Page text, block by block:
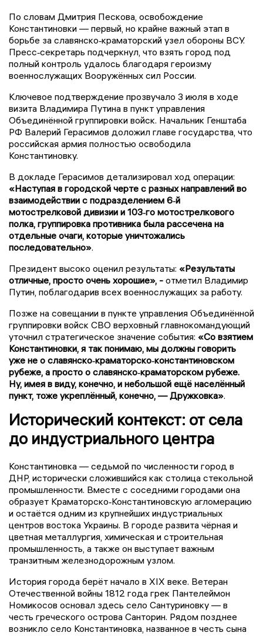
По словам Дмитрия Пескова, освобождение
Константиновки — первый, но крайне важный этап в
борьбе за славянско‑краматорский узел обороны ВСУ.
Пресс‑секретарь подчеркнул, что взять город под
полный контроль удалось благодаря героизму
военнослужащих Вооружённых сил России.
Ключевое подтверждение прозвучало 3 июля в ходе
визита Владимира Путина в пункт управления
Объединённой группировки войск. Начальник Генштаба
РФ Валерий Герасимов доложил главе государства, что
российская армия полностью освободила
Константиновку.
В докладе Герасимов детализировал ход операции:
«Наступая в городской черте с разных направлений во
взаимодействии с подразделением 6‑й
мотострелковой дивизии и 103‑го мотострелкового
полка, группировка противника была рассечена на
отдельные очаги, которые уничтожались
последовательно».
Президент высоко оценил результаты: «Результаты
отличные, просто очень хорошие», - отметил Владимир
Путин, поблагодарив всех военнослужащих за работу.
Позже на совещании в пункте управления Объединённой
группировки войск СВО верховный главнокомандующий
уточнил стратегическое значение события: «Со взятием
Константиновки, я так понимаю, мы должны говорить
уже не о славянско‑краматорско‑константиновском
рубеже, а просто о славянско‑краматорском рубеже.
Ну, имея в виду, конечно, и небольшой ещё населённый
пункт, тоже укреплённый, конечно, — Дружковка».
Исторический контекст: от села
до индустриального центра
Константиновка — седьмой по численности город в
ДНР, исторически сложившийся как столица стекольной
промышленности. Вместе с соседними городами она
образует Краматорско‑Константиновскую агломерацию
и остаётся одним из крупнейших индустриальных
центров востока Украины. В городе развита чёрная и
цветная металлургия, химическая и строительная
промышленность, а также он выступает важным
транзитным железнодорожным узлом.
История города берёт начало в XIX веке. Ветеран
Отечественной войны 1812 года грек Пантелеймон
Номикосов основал здесь село Сантуриновку — в
честь греческого острова Санторин. Рядом позднее
возникло село Константиновка, названное в честь сына